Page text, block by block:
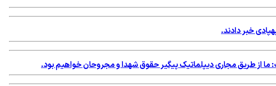
خبر دادند.
ما از طریق مجاری دیپلماتیک پیگیر حقوق شهدا و مجروحان خواهیم بود.